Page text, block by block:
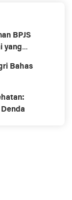
BPJS
yang
Bahas